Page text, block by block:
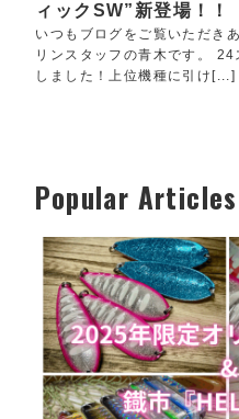
ィックSW”新登場！！
いつもブログをご覧いただき
リンスタッフの青木です。
しました！上位機種に引け[...]
Popular Articles